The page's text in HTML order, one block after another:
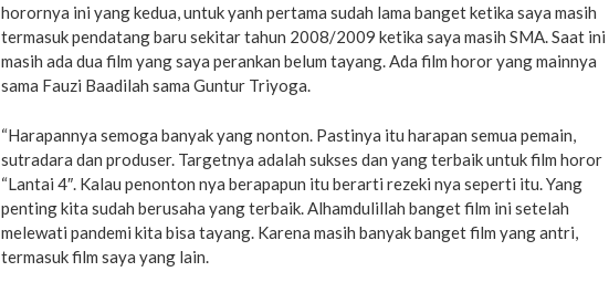
horornya ini yang kedua, untuk yanh pertama sudah lama banget ketika saya masih
termasuk pendatang baru sekitar tahun 2008/2009 ketika saya masih SMA. Saat ini
masih ada dua film yang saya perankan belum tayang. Ada film horor yang mainnya
sama Fauzi Baadilah sama Guntur Triyoga.
“Harapannya semoga banyak yang nonton. Pastinya itu harapan semua pemain,
sutradara dan produser. Targetnya adalah sukses dan yang terbaik untuk film horor
“Lantai 4″. Kalau penonton nya berapapun itu berarti rezeki nya seperti itu. Yang
penting kita sudah berusaha yang terbaik. Alhamdulillah banget film ini setelah
melewati pandemi kita bisa tayang. Karena masih banyak banget film yang antri,
termasuk film saya yang lain.